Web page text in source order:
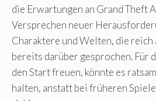
die Erwartungen an Grand Theft
Versprechen neuer
Charaktere und Welten, die
bereits darüber gesprochen. Für
den Start freuen, könnte es
halten, anstatt bei früheren